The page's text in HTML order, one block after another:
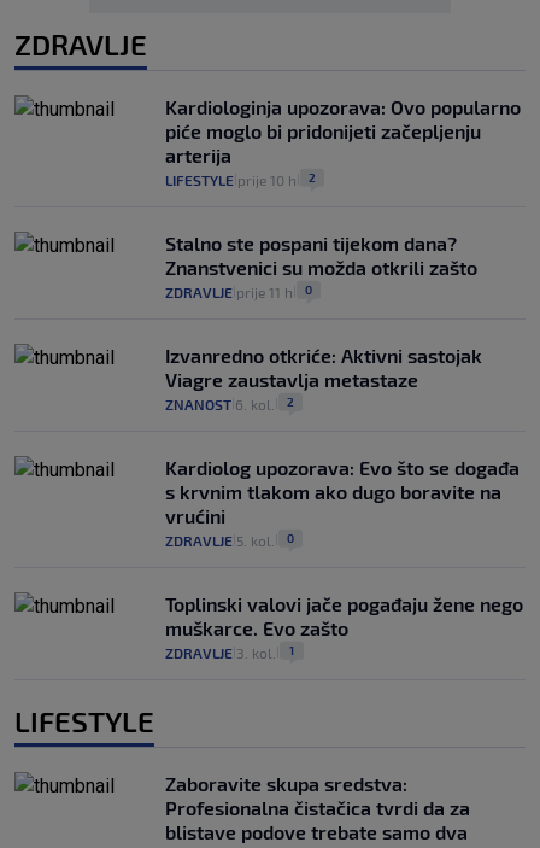
ZDRAVLJE
Kardiologinja upozorava: Ovo popularno
piće moglo bi pridonijeti začepljenju
arterija
LIFESTYLE prije 10 h 2
Stalno ste pospani tijekom dana?
Znanstvenici su možda otkrili zašto
ZDRAVLJE prije 11 h 0
Izvanredno otkriće: Aktivni sastojak
Viagre zaustavlja metastaze
ZNANOST 6. kol. 2
Kardiolog upozorava: Evo što se događa
s krvnim tlakom ako dugo boravite na
vrućini
ZDRAVLJE 5. kol. 0
Toplinski valovi jače pogađaju žene nego
muškarce. Evo zašto
ZDRAVLJE 3. kol. 1
LIFESTYLE
Zaboravite skupa sredstva:
Profesionalna čistačica tvrdi da za
blistave podove trebate samo dva